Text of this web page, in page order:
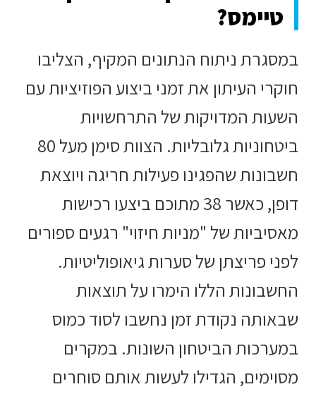
טיימס?
במסגרת ניתוח הנתונים המקיף, הצליבו
חוקרי העיתון את זמני ביצוע הפוזיציות עם
השעות המדויקות של התרחשויות
ביטחוניות גלובליות. הצוות סימן מעל 80
חשבונות שהפגינו פעילות חריגה ויוצאת
דופן, כאשר 38 מתוכם ביצעו רכישות
מאסיביות של "מניות חיזוי" רגעים ספורים
לפני פריצתן של סערות גיאופוליטיות.
החשבונות הללו הימרו על תוצאות
שבאותה נקודת זמן נחשבו לסוד כמוס
במערכות הביטחון השונות. במקרים
מסוימים, הגדילו לעשות אותם סוחרים